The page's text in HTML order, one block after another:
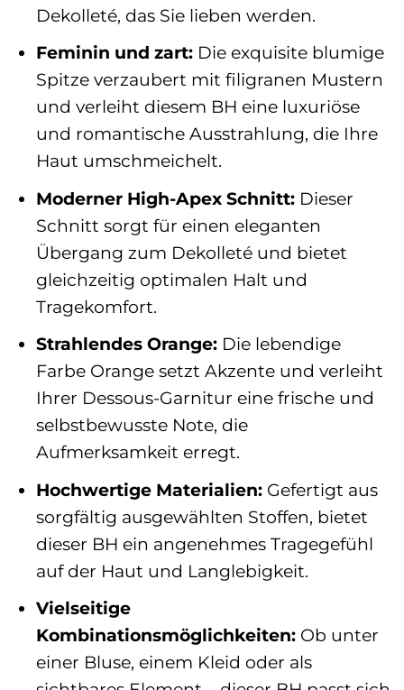
Dekolleté, das Sie lieben werden.
Feminin und zart:Die exquisite blumige
Spitze verzaubert mit filigranen Mustern
und verleiht diesem BH eine luxuriöse
und romantische Ausstrahlung, die Ihre
Haut umschmeichelt.
Moderner High-Apex Schnitt:Dieser
Schnitt sorgt für einen eleganten
Übergang zum Dekolleté und bietet
gleichzeitig optimalen Halt und
Tragekomfort.
Strahlendes Orange:Die lebendige
Farbe Orange setzt Akzente und verleiht
Ihrer Dessous-Garnitur eine frische und
selbstbewusste Note, die
Aufmerksamkeit erregt.
Hochwertige Materialien:Gefertigt aus
sorgfältig ausgewählten Stoffen, bietet
dieser BH ein angenehmes Tragegefühl
auf der Haut und Langlebigkeit.
Vielseitige
Kombinationsmöglichkeiten:Ob unter
einer Bluse, einem Kleid oder als